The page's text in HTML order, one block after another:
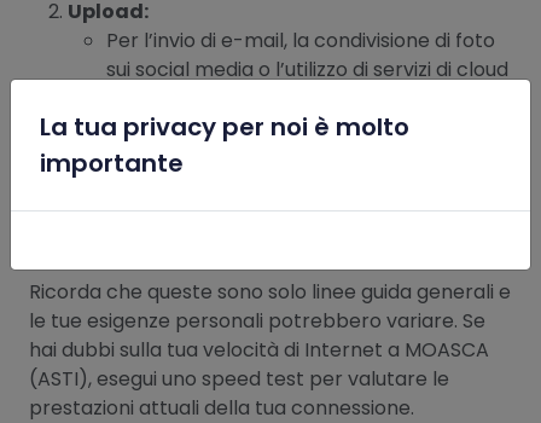
Upload:
Per l’invio di e-mail, la condivisione di foto
sui social media o l’utilizzo di servizi di cloud
Mbpsè sufficiente.
Se carichi spesso video su piattaforme
dimensioni, potresti preferire una velocità
Ricorda che queste sono solo linee guida generali e
le tue esigenze personali potrebbero variare. Se
hai dubbi sulla tua velocità di Internet a MOASCA
(ASTI), esegui uno speed test per valutare le
prestazioni attuali della tua connessione.
La tua privacy per noi è molto
importante